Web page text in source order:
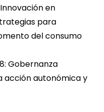
en
para
del consumo
Gobernanza
acción autonómica y